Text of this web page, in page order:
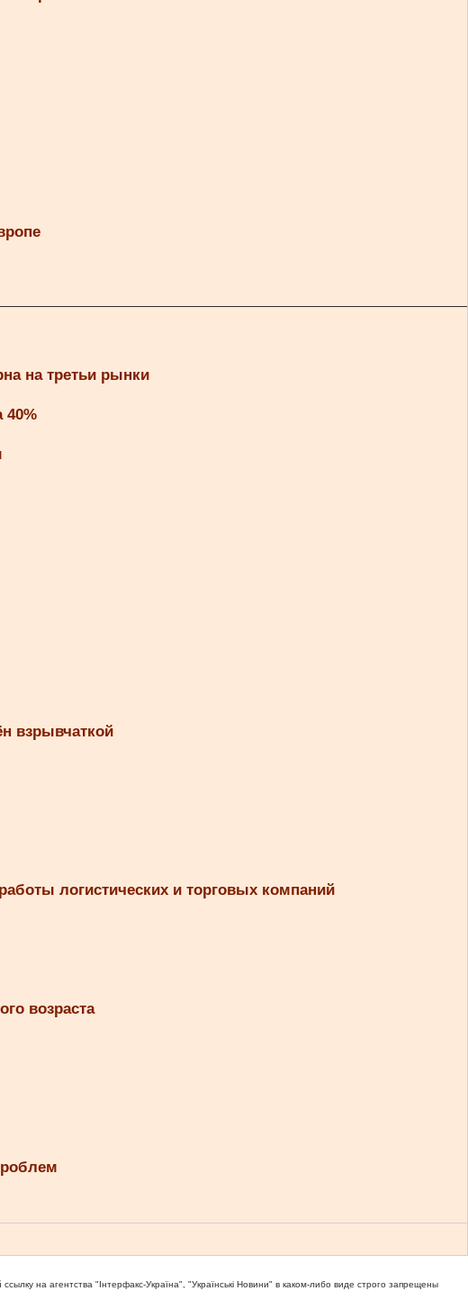
на третьи рынки
40%
взрывчаткой
логистических и торговых компаний
возраста
на агентства "Iнтерфакс-Україна", "Українськi Новини" в каком-либо виде строго запрещены